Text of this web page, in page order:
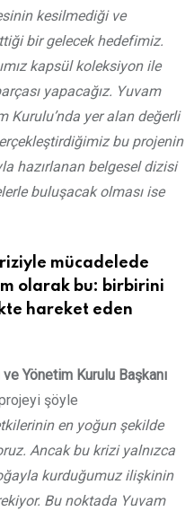
kesilmediği ve
bir gelecek hedefimiz.
kapsül koleksiyon ile
yapacağız. Yuvam
Kurulu’nda yer alan değerli
bu projenin
hazırlanan belgesel dizisi
buluşacak olması ise
mücadelede
olarak bu: birbirini
hareket eden
Yönetim Kurulu Başkanı
şöyle
en yoğun şekilde
Ancak bu krizi yalnızca
kurduğumuz ilişkinin
Bu noktada Yuvam